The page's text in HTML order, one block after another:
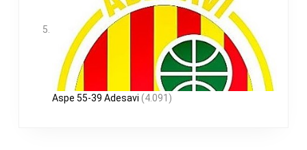
Aspe 55-39 Adesavi (4.091)